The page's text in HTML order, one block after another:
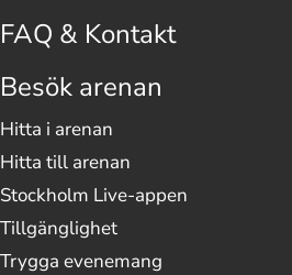
FAQ & Kontakt
Besök arenan
Hitta i arenan
Hitta till arenan
Stockholm Live-appen
Tillgänglighet
Trygga evenemang